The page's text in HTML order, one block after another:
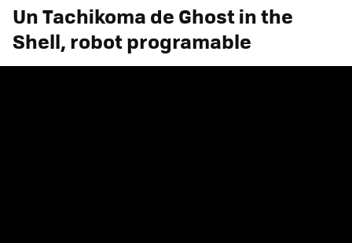
Un Tachikoma de Ghost in the
Shell, robot programable